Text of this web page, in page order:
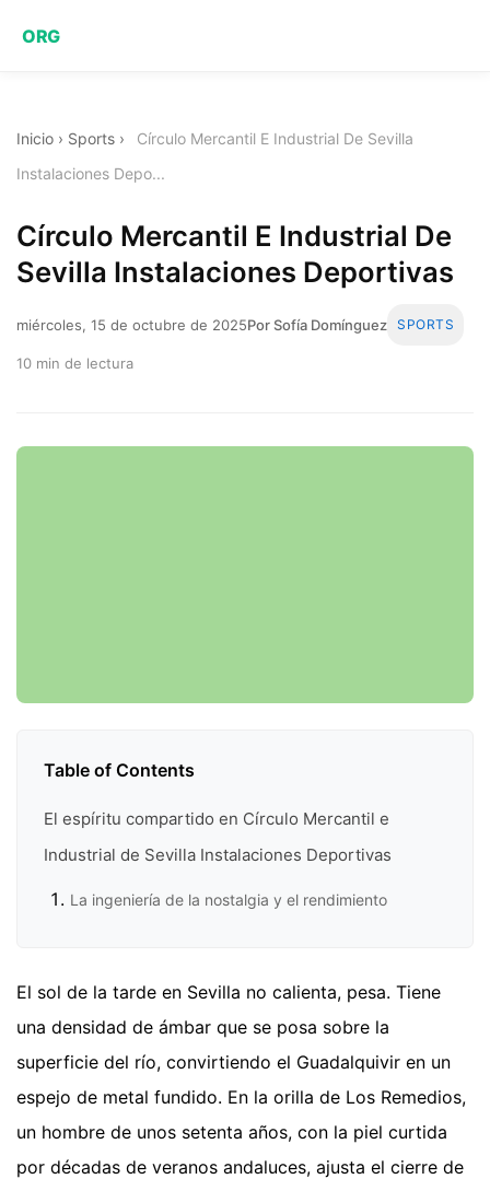
ORG
Inicio › Sports ›
Círculo Mercantil E Industrial De Sevilla
Instalaciones Depo...
Círculo Mercantil E Industrial De
Sevilla Instalaciones Deportivas
miércoles, 15 de octubre de 2025Por Sofía Domínguez SPORTS
10 min de lectura
Table of Contents
El espíritu compartido en Círculo Mercantil e
Industrial de Sevilla Instalaciones Deportivas
La ingeniería de la nostalgia y el rendimiento
El sol de la tarde en Sevilla no calienta, pesa. Tiene
una densidad de ámbar que se posa sobre la
superficie del río, convirtiendo el Guadalquivir en un
espejo de metal fundido. En la orilla de Los Remedios,
un hombre de unos setenta años, con la piel curtida
por décadas de veranos andaluces, ajusta el cierre de